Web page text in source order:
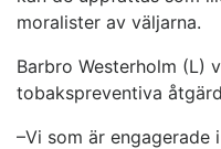
moralister av väljarna.
Barbro Westerholm (L)
tobakspreventiva
–Vi som är engagerade